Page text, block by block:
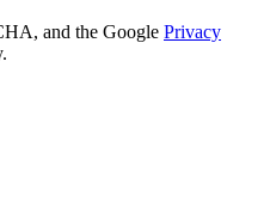
and the Google Privacy